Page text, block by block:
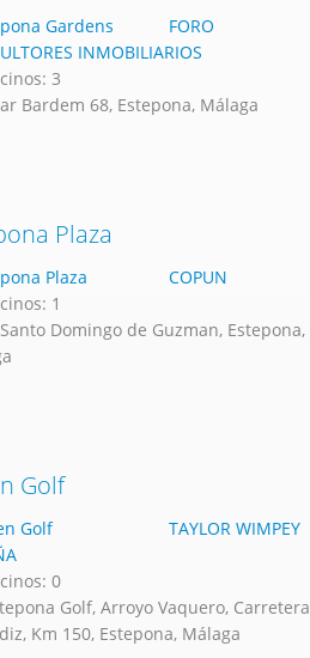
FORO
INMOBILIARIOS
3
Bardem 68, Estepona, Málaga
Plaza
COPUN
1
Domingo de Guzman, Estepona,
Golf
TAYLOR WIMPEY
0
Golf, Arroyo Vaquero, Carretera
Km 150, Estepona, Málaga